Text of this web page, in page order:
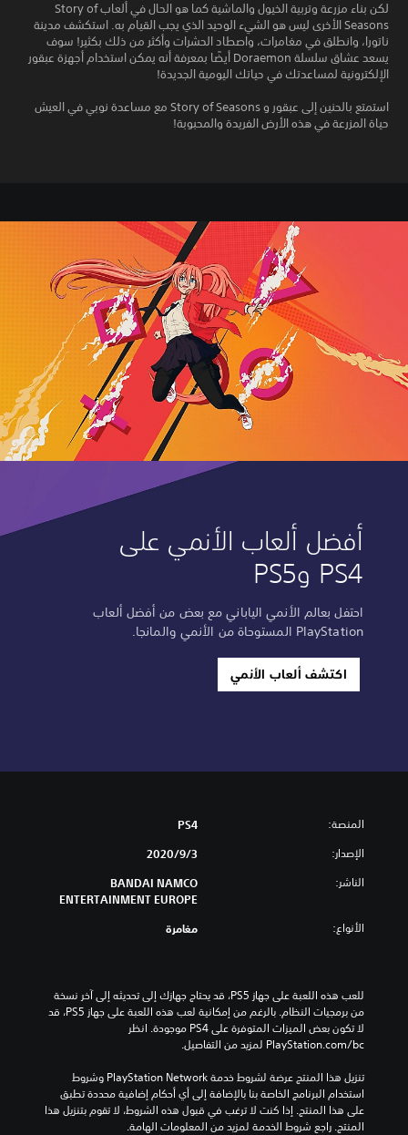
لكن بناء مزرعة وتربية الخيول والماشية كما هو الحال في ألعاب Story of
Seasons الأخرى ليس هو الشيء الوحيد الذي يجب القيام به. استكشف مدينة
ناتورا، وانطلق في مغامرات، واصطاد الحشرات وأكثر من ذلك بكثير! سوف
يسعد عشاق سلسلة Doraemon أيضًا بمعرفة أنه يمكن استخدام أجهزة عبقور
الإلكترونية لمساعدتك في حياتك اليومية الجديدة!
استمتع بالحنين إلى عبقور و Story of Seasons مع مساعدة نوبي في العيش
حياة المزرعة في هذه الأرض الفريدة والمحبوبة!
أفضل ألعاب الأنمي على
PS4 وPS5
احتفل بعالم الأنمي الياباني مع بعض من أفضل ألعاب
PlayStation المستوحاة من الأنمي والمانجا.
اكتشف ألعاب الأنمي
المنصة: PS4
الإصدار:
الناشر:
BANDAI NAMCO
ENTERTAINMENT EUROPE
الأنواع: مغامرة
للعب هذه اللعبة على جهاز PS5، قد يحتاج جهازك إلى تحديثه إلى آخر نسخة
من برمجيات النظام. بالرغم من إمكانية لعب هذه اللعبة على جهاز PS5، قد
لا تكون بعض الميزات المتوفرة على PS4 موجودة. انظر
‎PlayStation.com/bc لمزيد من التفاصيل.
تنزيل هذا المنتج عرضة لشروط خدمة PlayStation Network وشروط
استخدام البرنامج الخاصة بنا بالإضافة إلى أي أحكام إضافية محددة تطبق
على هذا المنتج. إذا كنت لا ترغب في قبول هذه الشروط، لا تقوم بتنزيل هذا
المنتج. راجع شروط الخدمة لمزيد من المعلومات الهامة.